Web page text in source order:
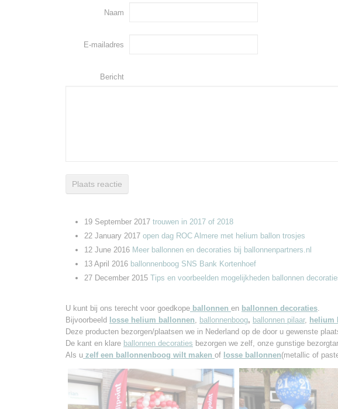
Naam
E-mailadres
Bericht
Plaats reactie
19 September 2017 trouwen in 2017 of 2018
22 January 2017 open dag ROC Almere met helium ballon trosjes
12 June 2016 Meer ballonnen en decoraties bij ballonnenpartners.nl
13 April 2016 ballonnenboog SNS Bank Kortenhoef
27 December 2015 Tips en voorbeelden mogelijkheden ballonnen
U kunt bij ons terecht voor goedkope ballonnen en ballonnen decoraties
Bijvoorbeeld
losse helium ballonnen ballonnenboog, ballonnen pilaar, helium
Deze producten bezorgen/plaatsen we in Nederland op de door u gewenste
De kant en klare ballonnen decoraties bezorgen we zelf, onze gunstige
Als u zelf een ballonnenboog wilt maken of losse ballonnen(metallic of